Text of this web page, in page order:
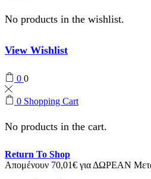
No products in the wishlist.
View Wishlist
0 0
0 Shopping Cart
No products in the cart.
Return To Shop
Απομένουν 70,01€ για ΔΩΡΕΑΝ